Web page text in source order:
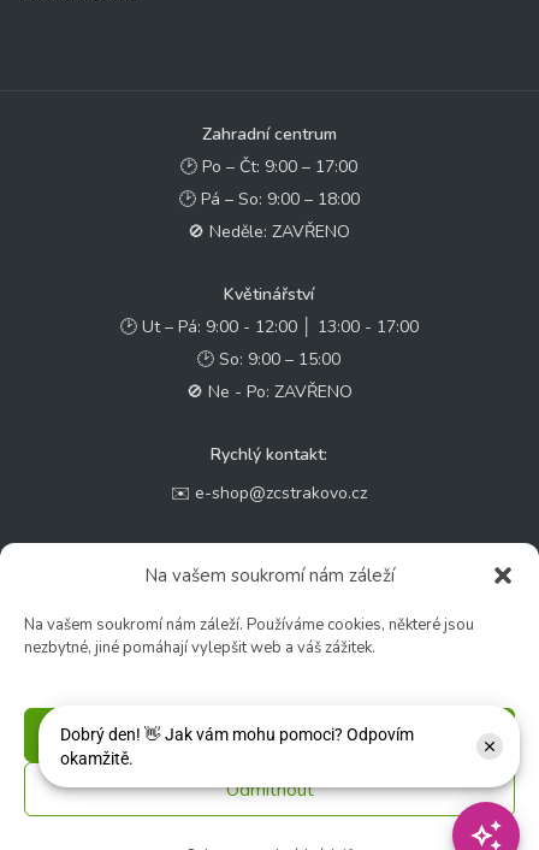
Na vašem soukromí nám záleží
Na vašem soukromí nám záleží. Používáme cookies, některé jsou
nezbytné, jiné pomáhají vylepšit web a váš zážitek.
Příjmout
Odmítnout
Zahradní centrum
🕑 Po – Čt: 9:00 – 17:00
🕑 Pá – So: 9:00 – 18:00
🚫 Neděle: ZAVŘENO
Květinářství
🕑 Ut – Pá: 9:00 - 12:00 │ 13:00 - 17:00
🕑 So: 9:00 – 15:00
🚫 Ne - Po: ZAVŘENO
Rychlý kontakt:
✉️ e-shop@zcstrakovo.cz
© 2026 Zahradní centrum "Strakovo" s.r.o. – Všechna práva vyhrazena. |